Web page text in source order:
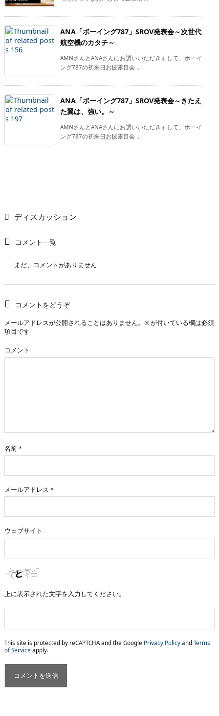
ANA「ボーイング787」SROV発表会～次世代
航空機のカタチ～
AMNさんとANAさんにお誘いいただきまして、ボーイ
ング787の初来日お披露目会 ...
ANA「ボーイング787」SROV発表会～きたえ
た翼は、強い。～
AMNさんとANAさんにお誘いいただきまして、ボーイ
ング787の初来日お披露目会 ...
ディスカッション
コメント一覧
まだ、コメントがありません
コメントをどうぞ
メールアドレスが公開されることはありません。 ※が付いている欄は必須
項目です
コメント
名前*
メールアドレス *
ウェブサイト
上に表示された文字を入力してください。
This site is protected by reCAPTCHA and the Google Privacy Policy and Terms
of Service apply.